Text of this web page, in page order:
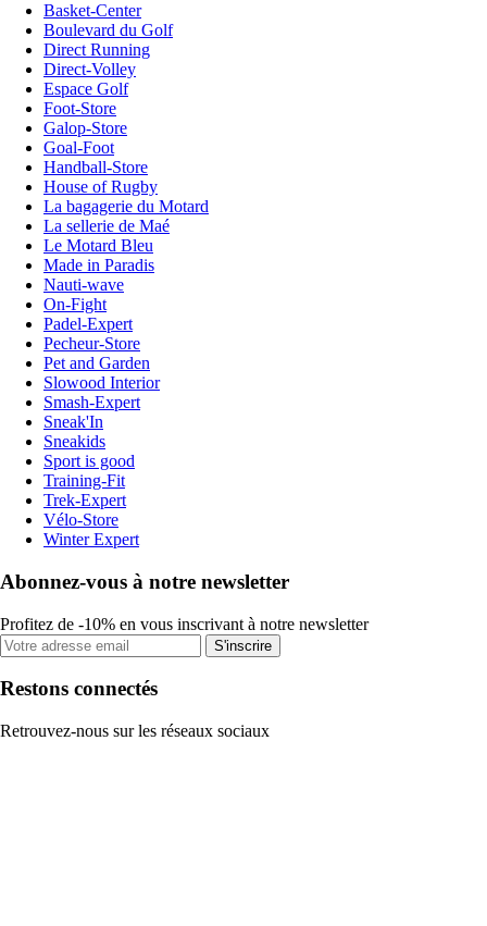
Basket-Center
Boulevard du Golf
Direct Running
Direct-Volley
Espace Golf
Foot-Store
Galop-Store
Goal-Foot
Handball-Store
House of Rugby
La bagagerie du Motard
La sellerie de Maé
Le Motard Bleu
Made in Paradis
Nauti-wave
On-Fight
Padel-Expert
Pecheur-Store
Pet and Garden
Slowood Interior
Smash-Expert
Sneak'In
Sneakids
Sport is good
Training-Fit
Trek-Expert
Vélo-Store
Winter Expert
Abonnez-vous à notre newsletter
Profitez de -10% en vous inscrivant à notre newsletter
S'inscrire
Restons connectés
Retrouvez-nous sur les réseaux sociaux